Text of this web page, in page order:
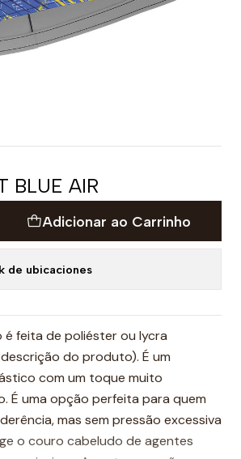
BLUE AIR
Adicionar ao Carrinho
de ubicaciones
feita de poliéster ou lycra
do produto). É um
com um toque muito
É uma opção perfeita para quem
mas sem pressão excessiva
o couro cabeludo de agentes